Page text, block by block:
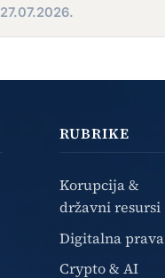
27.07.2026.
RUBRIKE
Korupcija &
državni resursi
Digitalna prava
Crypto & AI